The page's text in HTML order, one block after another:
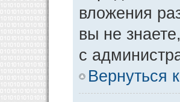
вложения
вы не
с
Вернуться